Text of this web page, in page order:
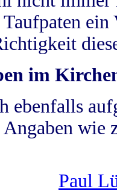
im
ebenfalls
wie
Paul